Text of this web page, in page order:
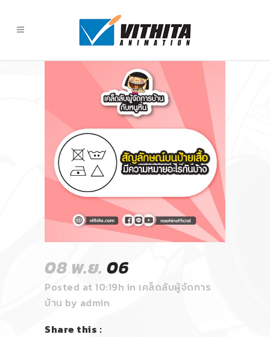
08 พ.ย. 06
Posted at 10:19h in เคล็ดลับผู้จัดการ
บ้าน by admin
Share this :